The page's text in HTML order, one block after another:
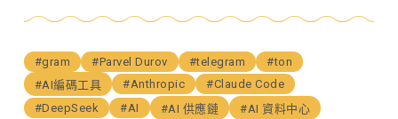
#gram #Parvel Durov #telegram
#ton
#AI編碼工具
#Anthropic
#Claude Code
#DeepSeek
#AI #AI 供應鏈
#AI 資料中心